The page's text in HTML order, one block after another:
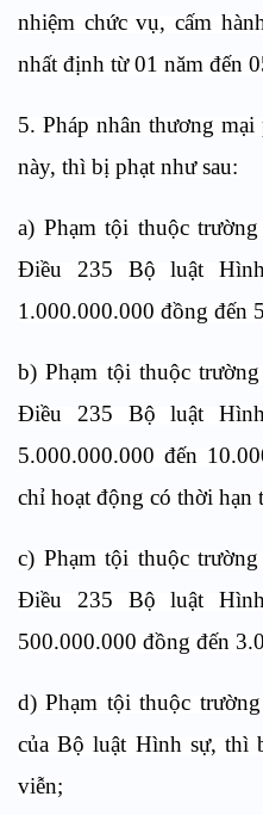
nhiệm chức vụ, cấm
nhất định từ 01 năm đến
5. Pháp nhân thương
này, thì bị phạt như sau:
a) Phạm tội thuộc
Điều 235 Bộ luật
1.000.000.000 đồng đến
b) Phạm tội thuộc
Điều 235 Bộ luật
5.000.000.000 đến
chỉ hoạt động có thời hạn
c) Phạm tội thuộc
Điều 235 Bộ luật
500.000.000 đồng đến
d) Phạm tội thuộc
của Bộ luật Hình sự, thì
viễn;